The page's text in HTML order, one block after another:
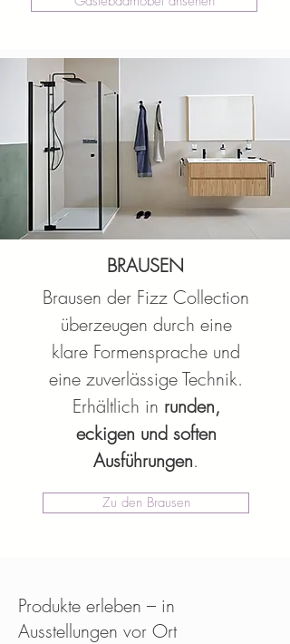
BRAUSEN
Brausen der Fizz Collection
überzeugen durch eine
klare Formensprache und
eine zuverlässige Technik.
Erhältlich in runden,
eckigen und soften
Ausführungen.
Zu den Brausen
Produkte erleben – in
Ausstellungen vor Ort